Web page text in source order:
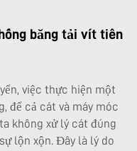
băng tải vít tiên
việc thực hiện một
để cả cát và máy móc
không xử lý cát đúng
lộn xộn. Đây là lý do